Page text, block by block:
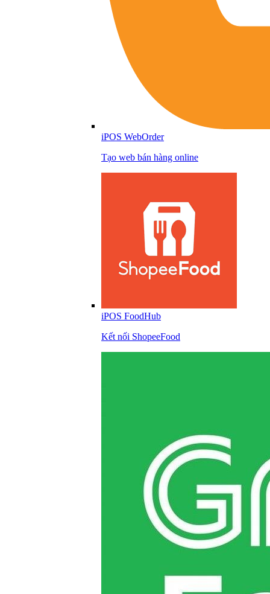
iPOS WebOrder
Tạo web bán hàng online
iPOS FoodHub
Kết nối ShopeeFood